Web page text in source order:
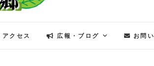
もれびの郷
アクセス 広報・ブログ お問